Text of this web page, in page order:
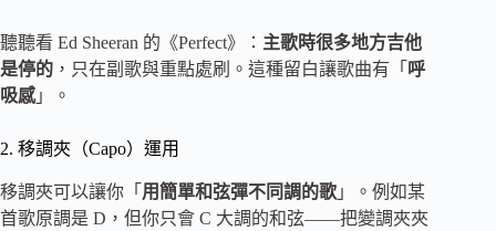
聽聽看 Ed Sheeran 的《Perfect》： 主歌時很多地方吉他
是停的 ，只在副歌與重點處刷。這種留白讓歌曲有「 呼
吸感」。
2. 移調夾（Capo）運用
移調夾可以讓你「 用簡單和弦彈不同調的歌 」。例如某
首歌原調是 D，但你只會 C 大調的和弦——把變調夾夾